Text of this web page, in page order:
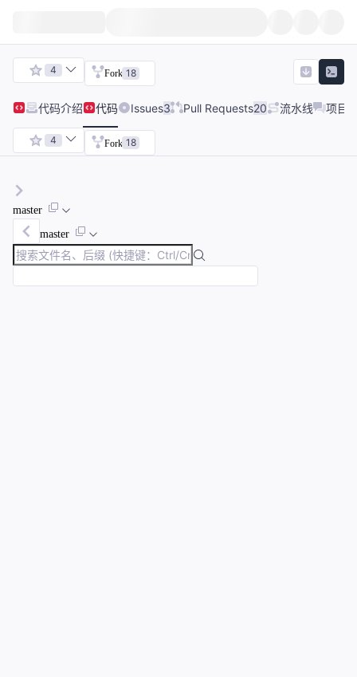
4 Fork 18
代码介绍 代码 Issues3 Pull Requests20 流水线 项目
4 Fork 18
master
master